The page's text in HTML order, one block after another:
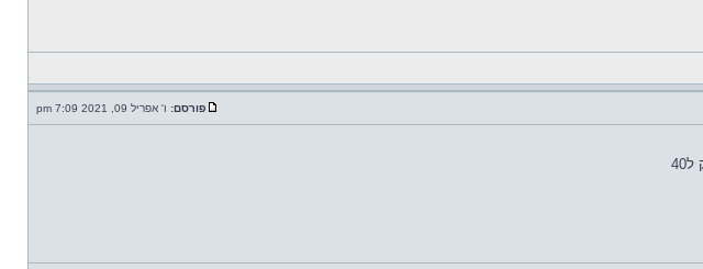
פורסם: ו' אפריל 09, 2021 7:09 pm